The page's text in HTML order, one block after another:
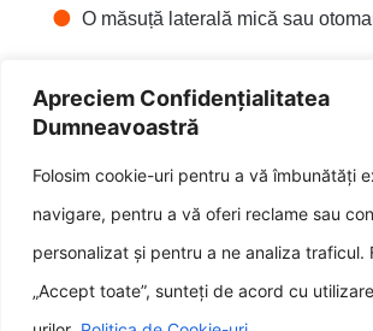
Apreciem Confidențialitatea
Dumneavoastră
Folosim cookie-uri pentru a vă îmbunătăți
navigare, pentru a vă oferi reclame sau
personalizat și pentru a ne analiza traficul.
„Accept toate”, sunteți de acord cu
O măsuță laterală mică sau
Un balot de cărți sau reviste
O vază cu flori
O mică piesă de artă
Cu puțină creativitate, poți